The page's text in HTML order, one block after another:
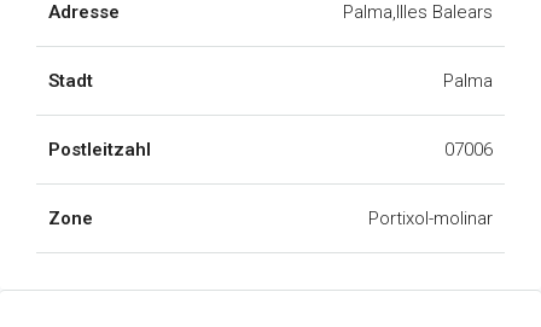
Adresse Palma,Illes Balears
Stadt Palma
Postleitzahl 07006
Zone Portixol-molinar